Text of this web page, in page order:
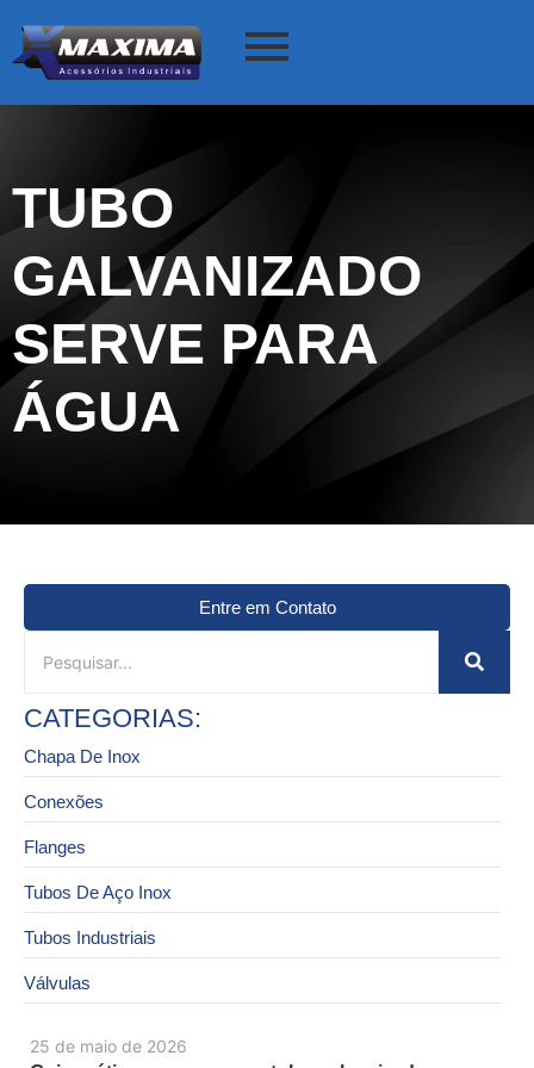
TUBO
GALVANIZADO
SERVE PARA
ÁGUA
25 de maio de 2026
Entre em Contato
CATEGORIAS:
Chapa De Inox
Conexões
Flanges
Tubos De Aço Inox
Tubos Industriais
Válvulas